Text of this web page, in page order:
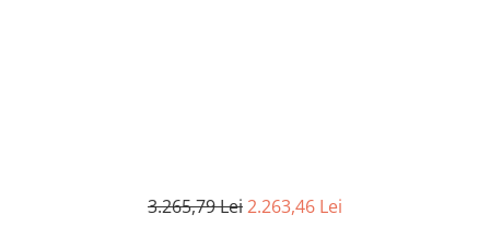
Motoare electrice
3.265,79 Lei2.263,46 Lei